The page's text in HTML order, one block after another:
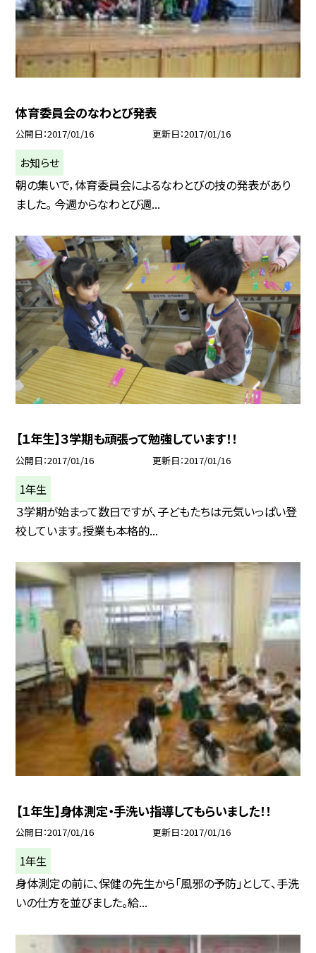
体育委員会のなわとび発表
公開日 2017/01/16 更新日 2017/01/16
お知らせ
朝の集いで，体育委員会によるなわとびの技の発表があり
ました。 今週からなわとび週...
【１年生】３学期も頑張って勉強しています！！
公開日 2017/01/16 更新日 2017/01/16
1年生
３学期が始まって数日ですが、子どもたちは元気いっぱい登
校しています。授業も本格的...
【１年生】身体測定・手洗い指導してもらいました！！
公開日 2017/01/16 更新日 2017/01/16
1年生
身体測定の前に、保健の先生から「風邪の予防」として、手洗
いの仕方を並びました。給...